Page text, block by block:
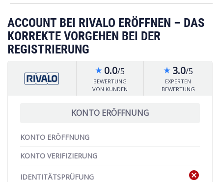
ACCOUNT BEI RIVALO ERÖFFNEN – DAS
KORREKTE VORGEHEN BEI DER
REGISTRIERUNG
star_rate 0.0/5
BEWERTUNG
VON KUNDEN
star_rate 3.0/5
EXPERTEN
BEWERTUNG
KONTO ERÖFFNUNG
KONTO ERÖFFNUNG
KONTO VERIFIZIERUNG
IDENTITÄTSPRÜFUNG cancel